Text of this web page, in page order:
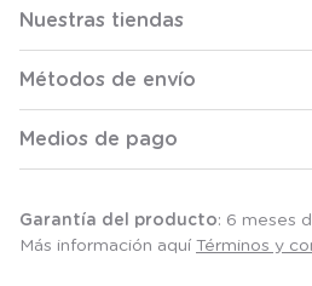
Nuestras tiendas
Métodos de envío
Medios de pago
Garantía del producto: 6 meses
Más información aquí Términos y